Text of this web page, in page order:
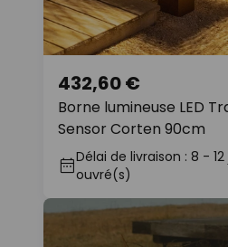
Borne lumineuse LED
Sensor Corten 90cm
432,60 €
Délai de livraison : 8 -
ouvré(s)